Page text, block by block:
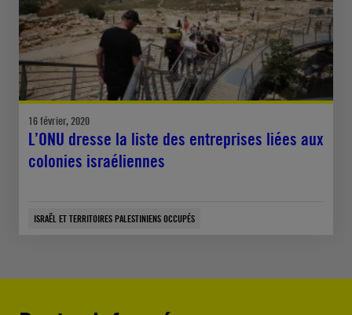
16 février, 2020
L’ONU dresse la liste des entreprises liées aux
colonies israéliennes
ISRAËL ET TERRITOIRES PALESTINIENS OCCUPÉS